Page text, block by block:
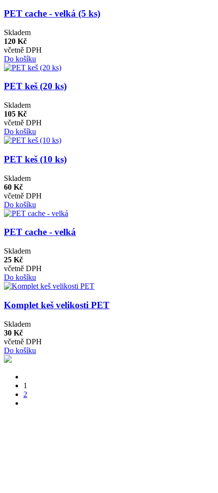
PET cache - velká (5 ks)
Skladem
120 Kč
včetně DPH
Do košíku
PET keš (20 ks)
Skladem
105 Kč
včetně DPH
Do košíku
PET keš (10 ks)
Skladem
60 Kč
včetně DPH
Do košíku
PET cache - velká
Skladem
25 Kč
včetně DPH
Do košíku
Komplet keš velikosti PET
Skladem
30 Kč
včetně DPH
Do košíku
1
2